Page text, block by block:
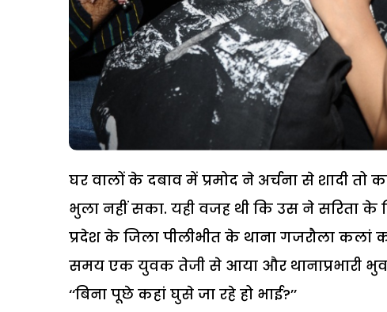
घर वालों के दबाव में प्रमोद ने अर्चना से शादी तो
भुला नहीं सका. यही वजह थी कि उस ने सरिता के
प्रदेश के जिला पीलीभीत के थाना गजरौला कलां
समय एक युवक तेजी से आया और थानाप्रभारी
‘‘बिना पूछे कहां घुसे जा रहे हो भाई?’’